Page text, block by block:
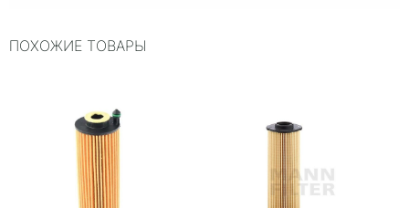
ПОХОЖИЕ ТОВАРЫ